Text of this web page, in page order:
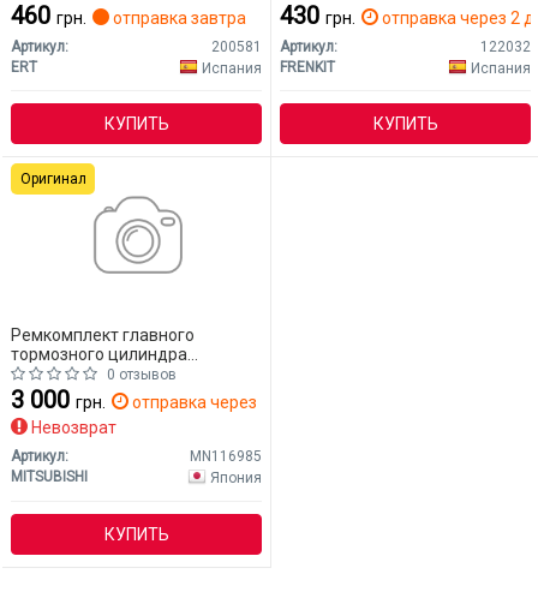
460 грн. отправка завтра
Артикул:
200581
ERT
Испания
КУПИТЬ
430 грн. отправка через 2
Артикул:
122032
FRENKIT
Испания
КУПИТЬ
Ремкомплект главного
тормозного цилиндра
MITSUBISHI MN116985
Mitsubishi Lancer
0 отзывов
3 000 грн.
отправка через 14 дн.
Невозврат
Артикул:
MN116985
MITSUBISHI
Япония
КУПИТЬ
Оригинал